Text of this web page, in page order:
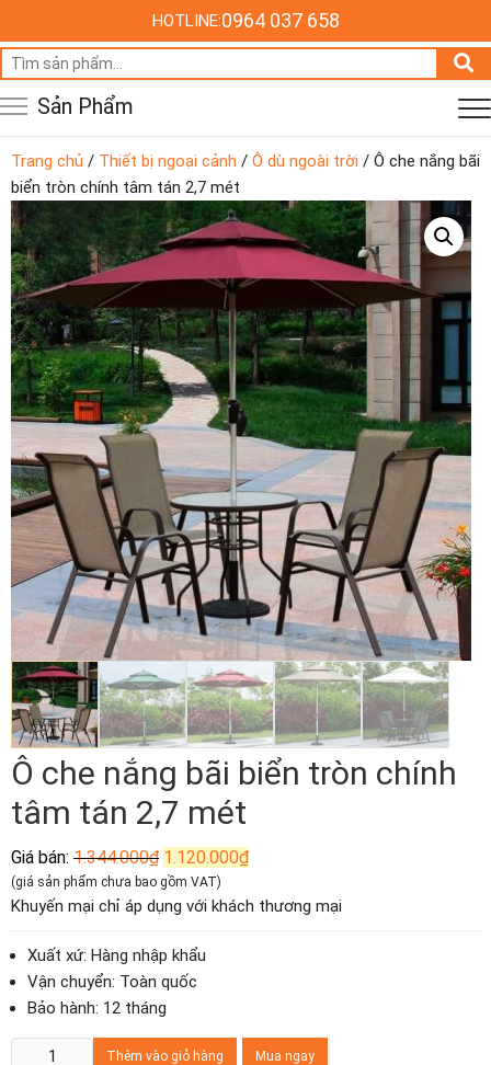
HOTLINE:0964 037 658
Tìm
kiếm:
Sản Phẩm
Trang chủ / Thiết bị ngoại cảnh / Ô dù ngoài trời / Ô che nắng bãi
biển tròn chính tâm tán 2,7 mét
Ô che nắng bãi biển tròn chính
tâm tán 2,7 mét
Giá bán: 1.344.000₫ Giá
gốc
là:
1.344.000₫.
1.120.000₫Giá
hiện
là:
(giá sản phẩm chưa bao gồm VAT)
Khuyến mại chỉ áp dụng với khách thương mại
Xuất xứ: Hàng nhập khẩu
Vận chuyển: Toàn quốc
Bảo hành: 12 tháng
Thêm vào giỏ hàng Mua ngay